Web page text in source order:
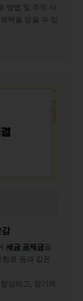
방법 및 주의 사
택을 얻을 수 있
세금 공제금을
료 등과 같은
상되고, 장기적